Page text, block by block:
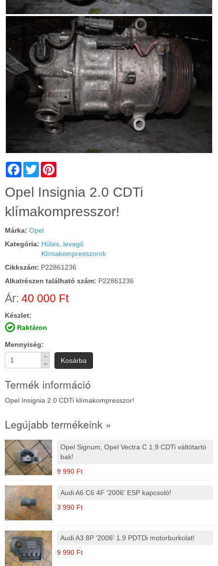
Facebook
Twitter
Cím:
Opel Insignia 2.0 CDTi
klímakompresszor!
Márka: Opel
Kategória: Hűtés, levegő
Klímakompresszorok
Cikkszám: P22861236
Alkatrészen található szám: P22861236
Ár: 40 000 Ft
Készlet:
Raktáron
Mennyiség
Kosárba
Termék információ
Opel Insignia 2.0 CDTi klímakompresszor!
Legújabb termékeink »
Opel Signum, Opel Vectra C 1.9 CDTi váltótartó
bak!
9 990 Ft
Audi A6 C6 4F '2006' ESP kapcsoló!
3 990 Ft
Audi A3 8P '2006' 1.9 PDTDi motorburkolat!
9 990 Ft